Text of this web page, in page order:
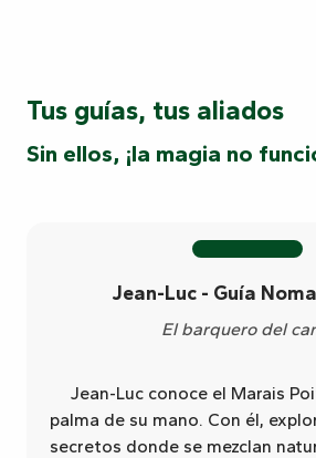
Tus guías, tus aliados
Sin ellos, ¡la magia no
Jean-Luc - Guía
El barquero del
Jean-Luc conoce el Marais
palma de su mano. Con él,
secretos donde se mezclan